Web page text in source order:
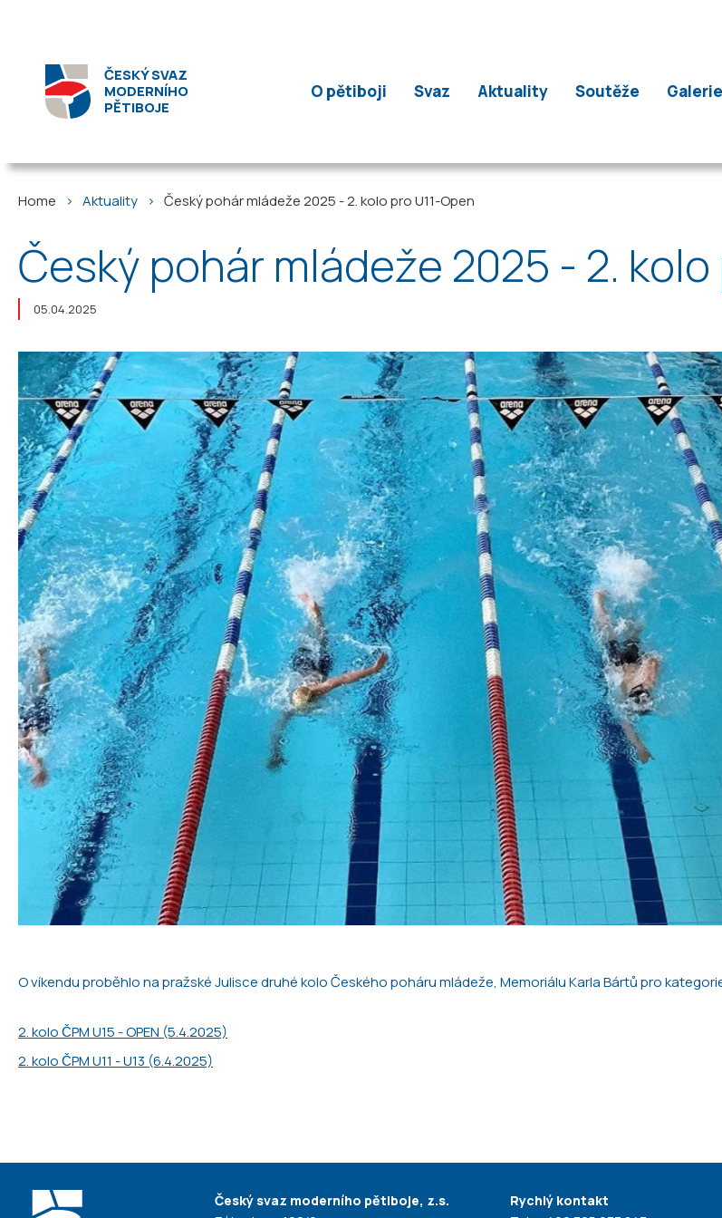
ČESKÝ SVAZ
MODERNÍHO
PĚTIBOJE
O pětiboji Svaz Aktuality Soutěže Galerie
Home Aktuality Český pohár mládeže 2025 - 2. kolo pro U11-Open
Český pohár mládeže 2025 - 2. kolo
05.04.2025
O víkendu proběhlo na pražské Julisce druhé kolo Českého poháru mládeže, Memoriálu Karla Bártů pro
2. kolo ČPM U15 - OPEN (5.4.2025)
2. kolo ČPM U11 - U13 (6.4.2025)
Český svaz moderního pětiboje, z.s.
Rychlý kontakt